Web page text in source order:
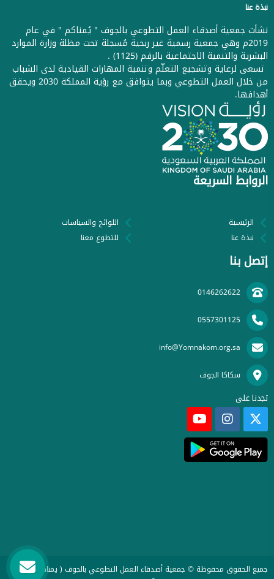
نبذة عنا
نشأت جمعية أصدقاء العمل التطوعي بالجوف " يُمناكم " في عام
2019م وهي جمعية رسمية غير ربحية مُسجلة تحت مظلة وزارة الموارد
البشرية والتنمية الاجتماعية بالرقم (1125) .
تسعى لرعاية وتشجيع التعلّم وتنمية المهارات القيادية لدى الشباب
من خلال العمل التطوعي وبما يتوافق مع رؤية المملكة 2030 ويحقق
أهدافها.
الروابط السريعة
الرئيسية
نبذة عنا
اللوائح والسياسات
للتطوع معنا
إتصل بنا
0146262622
0557301125
info@Yomnakom.org.sa
سكاكا الجوف
تجدنا على
جميع الحقوق محفوظة © جمعية أصدقاء العمل التطوعي بالجوف ( يمناكم ) 2026